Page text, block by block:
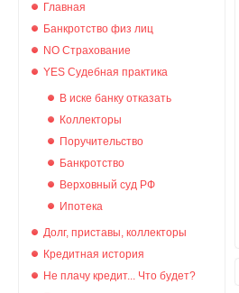
Главная
Банкротство физ лиц
NO Страхование
YES Судебная практика
В иске банку отказать
Коллекторы
Поручительство
Банкротство
Верховный суд РФ
Ипотека
Долг, приставы, коллекторы
Кредитная история
Не плачу кредит... Что будет?